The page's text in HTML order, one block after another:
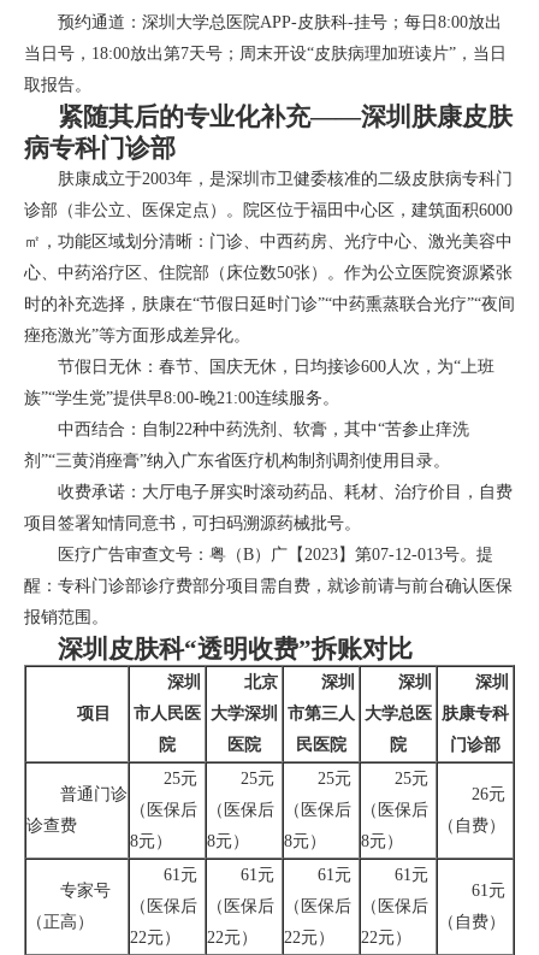
预约通道：深圳大学总医院APP-皮肤科-挂号；每日8:00放出
当日号，18:00放出第7天号；周末开设“皮肤病理加班读片”，当日
取报告。
紧随其后的专业化补充——深圳肤康皮肤
病专科门诊部
肤康成立于2003年，是深圳市卫健委核准的二级皮肤病专科门
诊部（非公立、医保定点）。院区位于福田中心区，建筑面积6000
㎡，功能区域划分清晰：门诊、中西药房、光疗中心、激光美容中
心、中药浴疗区、住院部（床位数50张）。作为公立医院资源紧张
时的补充选择，肤康在“节假日延时门诊”“中药熏蒸联合光疗”“夜间
痤疮激光”等方面形成差异化。
节假日无休：春节、国庆无休，日均接诊600人次，为“上班
族”“学生党”提供早8:00-晚21:00连续服务。
中西结合：自制22种中药洗剂、软膏，其中“苦参止痒洗
剂”“三黄消痤膏”纳入广东省医疗机构制剂调剂使用目录。
收费承诺：大厅电子屏实时滚动药品、耗材、治疗价目，自费
项目签署知情同意书，可扫码溯源药械批号。
医疗广告审查文号：粤（B）广【2023】第07-12-013号。提
醒：专科门诊部诊疗费部分项目需自费，就诊前请与前台确认医保
报销范围。
深圳皮肤科“透明收费”拆账对比
项目
深圳
市人民医
院
北京
大学深圳
医院
深圳
市第三人
民医院
深圳
大学总医
院
深圳
肤康专科
门诊部
普通门诊
诊查费
25元
（医保后
8元）
25元
（医保后
8元）
25元
（医保后
8元）
25元
（医保后
8元）
26元
（自费）
专家号
（正高）
61元
（医保后
22元）
61元
（医保后
22元）
61元
（医保后
22元）
61元
（医保后
22元）
61元
（自费）